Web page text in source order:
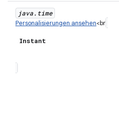
java. time
Personalisierungen ansehen<br
Instant